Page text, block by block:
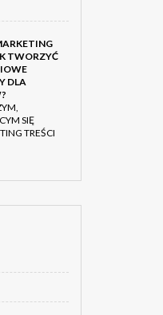
TWORZYĆ
DLA
SIĘ
TREŚCI